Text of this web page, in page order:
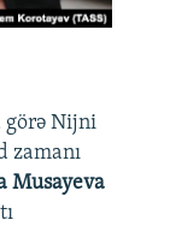
görə Nijni
zamanı
Musayeva